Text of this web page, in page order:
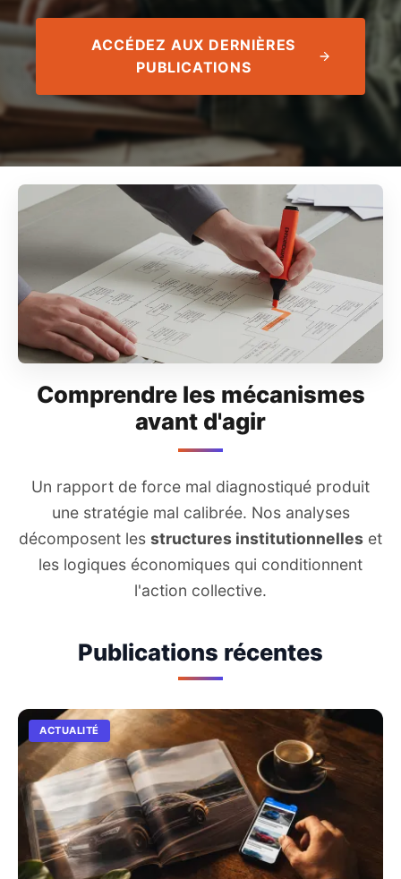
ACCÉDEZ AUX DERNIÈRES
PUBLICATIONS
Comprendre les mécanismes
avant d'agir
Un rapport de force mal diagnostiqué produit
une stratégie mal calibrée. Nos analyses
décomposent les structures institutionnelles et
les logiques économiques qui conditionnent
l'action collective.
Publications récentes
ACTUALITÉ